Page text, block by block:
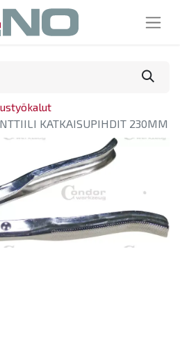
KATKAISUPIHDIT 230MM